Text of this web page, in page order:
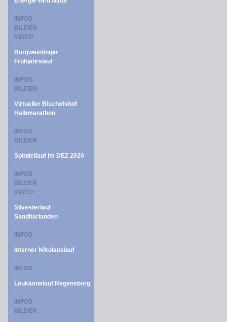
INFOS
BILDER
VIDEO
Burgweintinger
Frühjahrslauf
INFOS
BILDER
Virtueller Bischofshof
Halbmarathon
INFOS
BILDER
Spindellauf im DEZ 2020
INFOS
BILDER
VIDEO
Silvesterlauf
Sandharlanden
INFOS
Interner Nikolauslauf
INFOS
Leukämielauf Regensburg
INFOS
BILDER